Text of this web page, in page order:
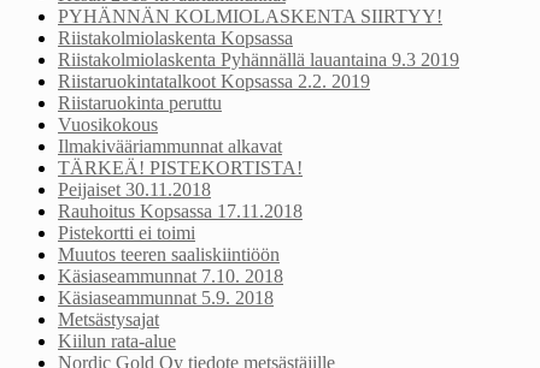
PYHÄNNÄN KOLMIOLASKENTA SIIRTYY!
Riistakolmiolaskenta Kopsassa
Riistakolmiolaskenta Pyhännällä lauantaina 9.3 2019
Riistaruokintatalkoot Kopsassa 2.2. 2019
Riistaruokinta peruttu
Vuosikokous
Ilmakivääriammunnat alkavat
TÄRKEÄ! PISTEKORTISTA!
Peijaiset 30.11.2018
Rauhoitus Kopsassa 17.11.2018
Pistekortti ei toimi
Muutos teeren saaliskiintiöön
Käsiaseammunnat 7.10. 2018
Käsiaseammunnat 5.9. 2018
Metsästysajat
Kiilun rata-alue
Nordic Gold Oy tiedote metsästäjille